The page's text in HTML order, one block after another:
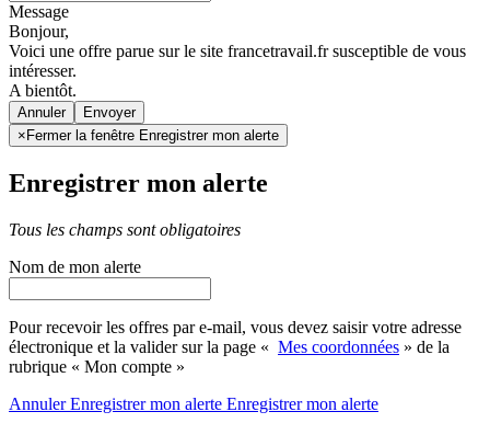
Message
Bonjour,
Voici une offre parue sur le site francetravail.fr susceptible de vous
intéresser.
A bientôt.
Annuler
× Fermer la fenêtre Enregistrer mon alerte
Enregistrer mon alerte
Tous les champs sont obligatoires
Nom de mon alerte
Pour recevoir les offres par e-mail, vous devez saisir votre adresse
électronique et la valider sur la page « Mes coordonnées » de la
rubrique « Mon compte »
AnnulerEnregistrer mon alerte Enregistrermon alerte